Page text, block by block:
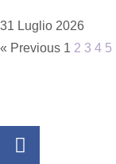
31 Luglio 2026
« Previous 1 2 3 4 5